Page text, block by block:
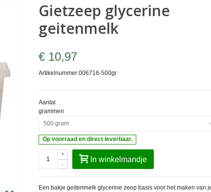
Gietzeep glycerine
geitenmelk
€ 10,97
Artikelnummer 006716-500gr
Aantal
grammen
500 gram
Op voorraad en direct leverbaar.
-
+
In winkelmandje
Een bakje geitenmelk glycerine zeep basis voor het maken van